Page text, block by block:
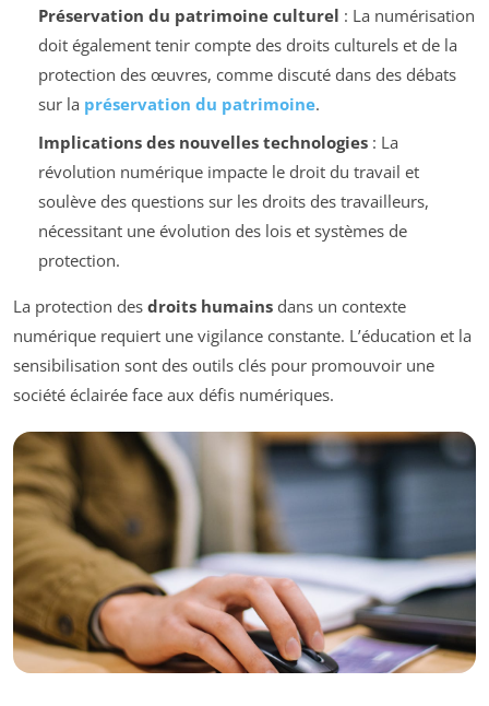
Préservation du patrimoine culturel : La numérisation
doit également tenir compte des droits culturels et de la
protection des œuvres, comme discuté dans des débats
sur la préservation du patrimoine.
Implications des nouvelles technologies: La
révolution numérique impacte le droit du travail et
soulève des questions sur les droits des travailleurs,
nécessitant une évolution des lois et systèmes de
protection.
La protection des droits humains dans un contexte
numérique requiert une vigilance constante. L’éducation et la
sensibilisation sont des outils clés pour promouvoir une
société éclairée face aux défis numériques.